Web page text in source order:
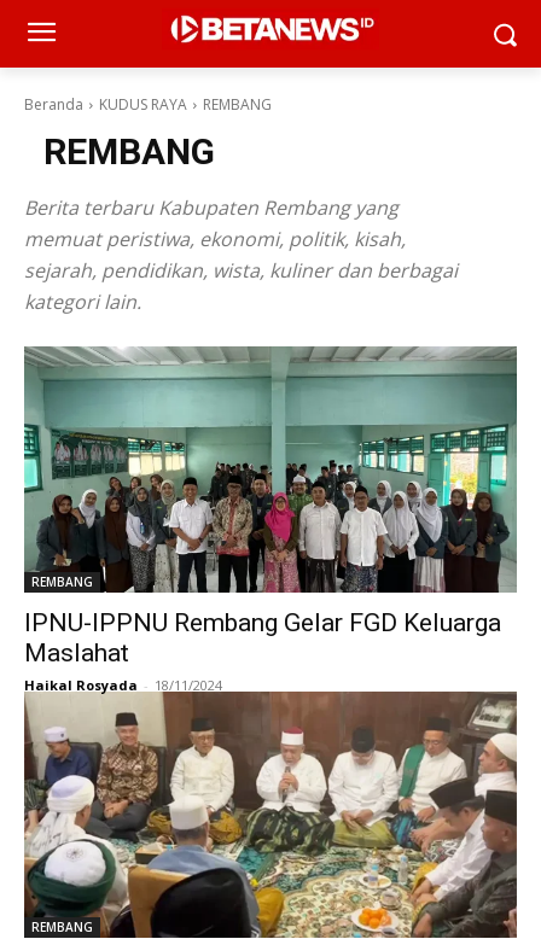
Beranda KUDUS RAYA REMBANG
REMBANG
Berita terbaru Kabupaten Rembang yang
memuat peristiwa, ekonomi, politik, kisah,
sejarah, pendidikan, wista, kuliner dan berbagai
kategori lain.
REMBANG
IPNU-IPPNU Rembang Gelar FGD Keluarga
Maslahat
Haikal Rosyada - 18/11/2024
REMBANG